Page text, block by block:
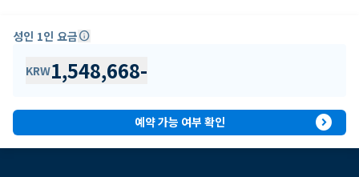
성인 1인 요금info
KRW1,548,668-
예약 가능 여부 확인 expand_circle_right